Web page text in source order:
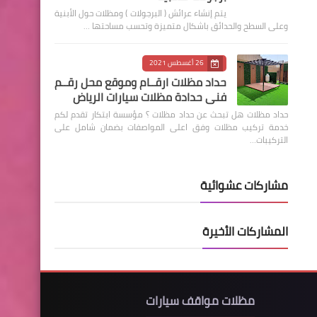
يتم إنشاء عرائش ( البرجولات ) ومظلات حول الأبنية
وعلى السطح والحدائق باشكال متميزة وتحسب مساحتها …
26 أغسطس 2021
حداد مظلات ارقــام وموقع محل رقــم
فني حدادة مظلات سيارات الرياض
حداد مظلات هل تبحث عن حداد مظلات ؟ مؤسسة ابتكار تقدم لكم
خدمة تركيب مظلات وفق اعلى المواصفات بضمان شامل على
التركيبات…
مشاركات عشوائية
المشاركات الأخيرة
مظلات مواقف سيارات